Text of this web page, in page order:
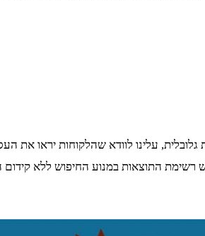
עלינו לוודא שהלקוחות יראו את
התוצאות במנוע החיפוש ללא קידום